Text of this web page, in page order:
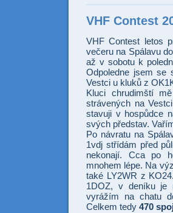
VHF Contest
VHF Contest letos
večeru na Spálavu
až v sobotu k
Odpoledne jsem se
Vestci u kluků z
Kluci chrudimští
strávených na
stavuji v hospůdce
svých představ.
Po návratu na
1vdj střídám před
nekonají. Cca po
mnohem lépe. Na
také LY2WR z
1DOZ, v deníku je
vyrážím na chatu
Celkem tedy 470